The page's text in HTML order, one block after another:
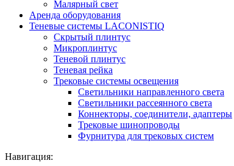
Малярный свет
Аренда оборудования
Теневые системы LACONISTIQ
Скрытый плинтус
Микроплинтус
Теневой плинтус
Теневая рейка
Трековые системы освещения
Светильники направленного света
Светильники рассеянного света
Коннекторы, соединители, адаптеры
Трековые шинопроводы
Фурнитура для трековых систем
Навигация: